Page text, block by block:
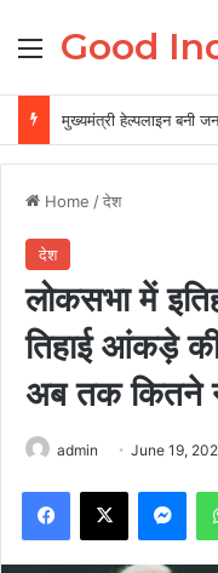
Menu
Good
मुख्यमंत्री हेल्पलाइन बनी
Home /देश
देश
लोकसभा में
तिहाई आंकड़े
अब तक कितने
admin June 19,
Facebook
X